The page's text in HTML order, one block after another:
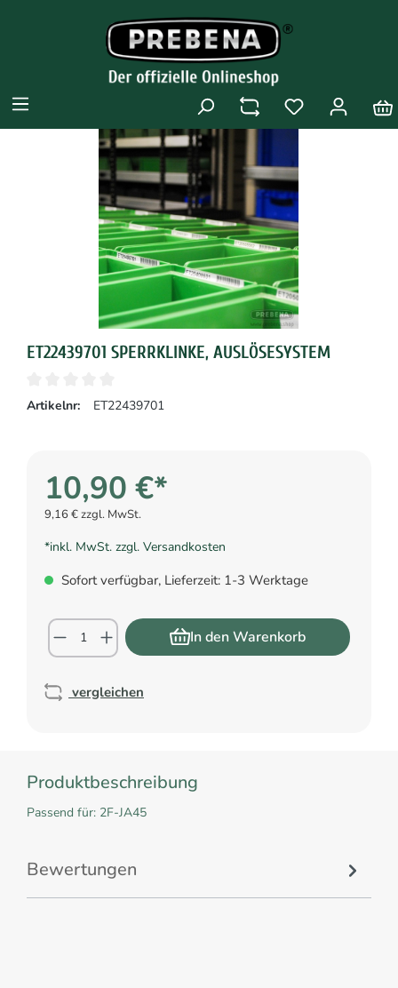
ET22439701 SPERRKLINKE, AUSLÖSESYSTEM
Artikelnr: ET22439701
10,90 €*
9,16 € zzgl. MwSt.
*inkl. MwSt. zzgl. Versandkosten
Sofort verfügbar, Lieferzeit: 1-3 Werktage
In den Warenkorb
vergleichen
Produktbeschreibung
Passend für: 2F-JA45
Bewertungen